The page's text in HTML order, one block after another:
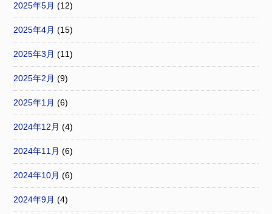
2025年5月 (12)
2025年4月 (15)
2025年3月 (11)
2025年2月 (9)
2025年1月 (6)
2024年12月 (4)
2024年11月 (6)
2024年10月 (6)
2024年9月 (4)